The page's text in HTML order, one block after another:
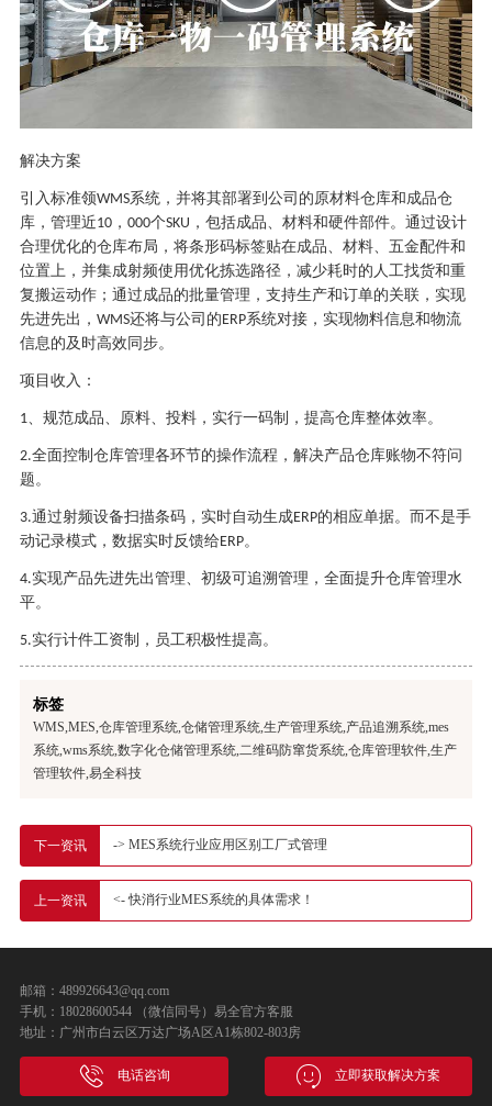
解决方案
引入标准领WMS系统，并将其部署到公司的原材料仓库和成品仓
库，管理近10， 000个SKU ，包括成品、材料和硬件部件。通过设计
合理优化的仓库布局，将条形码标签贴在成品、材料、五金配件和
位置上，并集成射频使用优化拣选路径，减少耗时的人工找货和重
复搬运动作；通过成品的批量管理，支持生产和订单的关联，实现
先进先出， WMS还将与公司的 ERP系统对接，实现物料信息和物流
信息的及时高效同步。
项目收入：
1 、规范成品、原料、投料，实行一码制，提高仓库整体效率。
2.全面控制仓库管理各环节的操作流程，解决产品仓库账物不符问
题。
3.通过射频设备扫描条码，实时自动生成ERP的相应单据。而不是手
动记录模式，数据实时反馈给ERP。
4.实现产品先进先出管理、初级可追溯管理，全面提升仓库管理水
平。
5.实行计件工资制，员工积极性提高。
标签
WMS,MES,仓库管理系统,仓储管理系统,生产管理系统,产品追溯系统,mes
系统,wms系统,数字化仓储管理系统,二维码防窜货系统,仓库管理软件,生产
管理软件,易全科技
下一资讯 -> MES系统行业应用区别工厂式管理
上一资讯 <- 快消行业MES系统的具体需求！
邮箱：489926643@qq.com
手机：18028600544 （微信同号）易全官方客服
地址：广州市白云区万达广场A区A1栋802-803房
电话咨询 立即获取解决方案